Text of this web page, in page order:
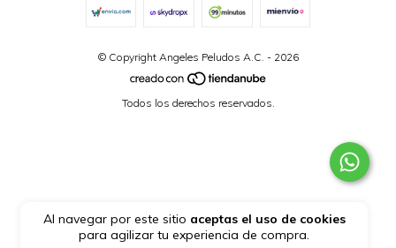
Al navegar por este sitio aceptas el uso de cookies
para agilizar tu experiencia de compra.
© Copyright Angeles Peludos A.C. - 2026
Todos los derechos reservados.